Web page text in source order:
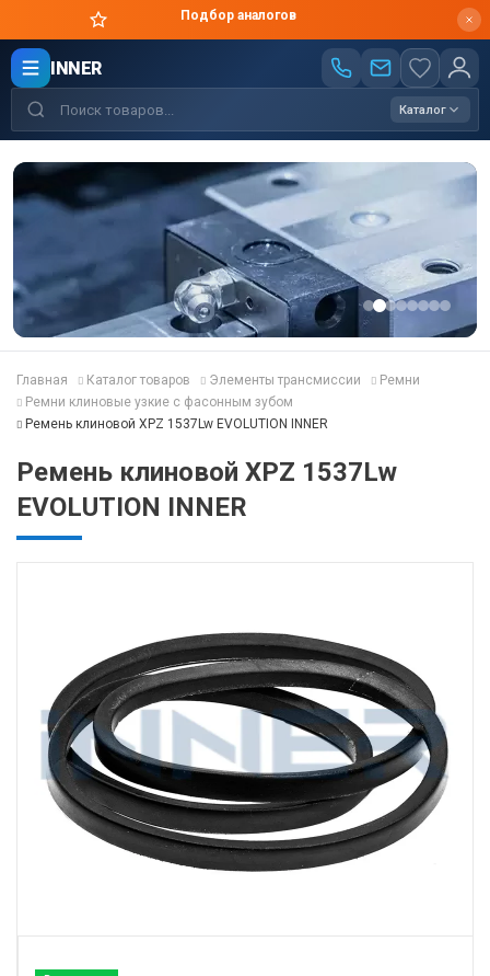
Подбор аналогов
INNER
Каталог
Главная Каталог товаров Элементы трансмиссии
Ремни
Ремни клиновые узкие с фасонным зубом
Ремень клиновой XPZ 1537Lw EVOLUTION INNER
Ремень клиновой XPZ 1537Lw
EVOLUTION INNER